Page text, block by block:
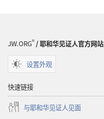
JW.ORG®/ 耶和华见证人官方网站
设置外观
快速链接
与耶和华见证人见面